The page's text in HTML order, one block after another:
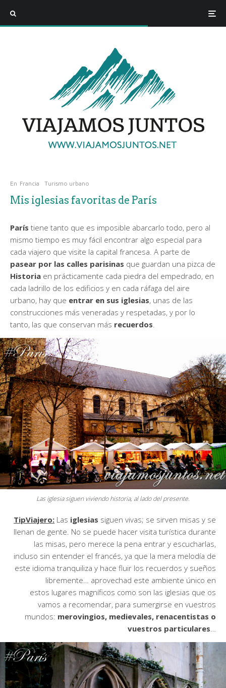
En Francia Turismo urbano
Mis iglesias favoritas de París
París tiene tanto que es imposible abarcarlo todo, pero al
mismo tiempo es muy fácil encontrar algo especial para
cada viajero que visite la capital francesa. A parte de
pasear por las calles parisinas que guardan una pizca de
Historia en prácticamente cada piedra del empedrado, en
cada ladrillo de los edificios y en cada ráfaga del aire
urbano, hay que entrar en sus iglesias, unas de las
construcciones más veneradas y respetadas, y por lo
tanto, las que conservan más recuerdos.
Las iglesia siguen viviendo historia, al lado del presente.
TipViajero: Las iglesias siguen vivas; se sirven misas y se
llenan de gente. No se puede hacer visita turística durante
las misas, pero merece la pena entrar y escucharlas,
incluso sin entender el francés, ya que la mera melodía de
este idioma tranquiliza y hace fluir los recuerdos y sueños
libremente… aprovechad este ambiente único en
estos lugares magníficos como son las iglesias que os
vamos a recomendar, para sumergirse en vuestros
mundos: merovingios, medievales, renacentistas o
vuestros particulares